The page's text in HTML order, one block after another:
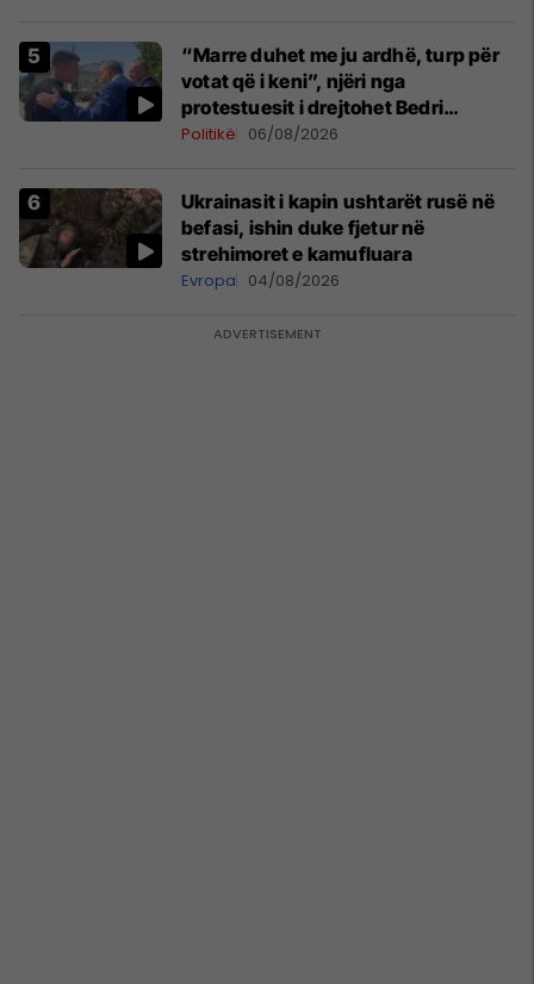
“Marre duhet me ju ardhë, turp për
votat që i keni”, njëri nga
protestuesit i drejtohet Bedri
Hamzës
Politikë 06/08/2026
Ukrainasit i kapin ushtarët rusë në
befasi, ishin duke fjetur në
strehimoret e kamufluara
Evropa 04/08/2026